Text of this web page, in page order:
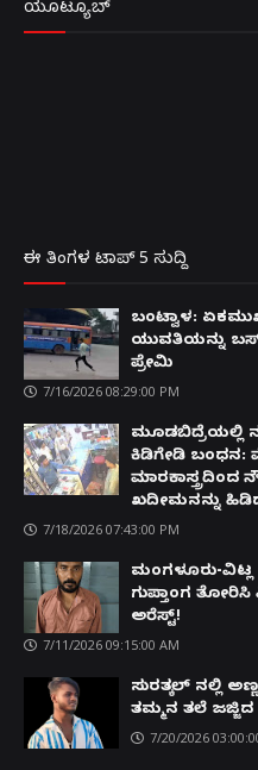
ಯೂಟ್ಯೂಬ್
ಈ ತಿಂಗಳ ಟಾಪ್ 5 ಸುದ್ದಿ
ಬಂಟ್ವಾಳ:
ಯುವತಿಯನ್ನು ಬಸ್
ಪ್ರೇಮಿ
7/16/2026 08:29:00 PM
ಮೂಡಬಿದ್ರೆಯಲ್ಲಿ
ಕಿಡಿಗೇಡಿ ಬಂಧನ:
ಮಾರಕಾಸ್ತ್ರದಿಂದ
ಖದೀಮನನ್ನು ಹಿಡಿದ
7/18/2026 07:43:00 PM
ಮಂಗಳೂರು-
ಗುಪ್ತಾಂಗ
ಅರೆಸ್ಟ್!
7/11/2026 09:15:00 AM
ಸುರತ್ಕಲ್ ನಲ್ಲಿ
ತಮ್ಮನ ತಲೆ
7/20/2026